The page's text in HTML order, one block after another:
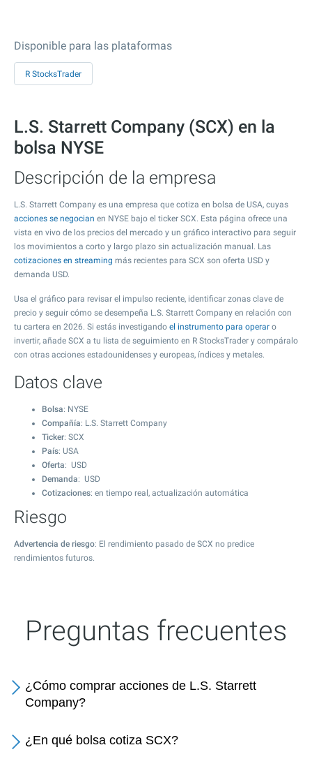
Disponible para las plataformas
R StocksTrader
L.S. Starrett Company (SCX) en la
bolsa NYSE
Descripción de la empresa
L.S. Starrett Company es una empresa que cotiza en bolsa de USA, cuyas
acciones se negocian en NYSE bajo el ticker SCX. Esta página ofrece una
vista en vivo de los precios del mercado y un gráfico interactivo para seguir
los movimientos a corto y largo plazo sin actualización manual. Las
cotizaciones en streaming más recientes para SCX son oferta USD y
demanda USD.
Usa el gráfico para revisar el impulso reciente, identificar zonas clave de
precio y seguir cómo se desempeña L.S. Starrett Company en relación con
tu cartera en 2026. Si estás investigando el instrumento para operar o
invertir, añade SCX a tu lista de seguimiento en R StocksTrader y compáralo
con otras acciones estadounidenses y europeas, índices y metales.
Datos clave
Bolsa: NYSE
Compañía: L.S. Starrett Company
Ticker: SCX
País: USA
Oferta: USD
Demanda: USD
Cotizaciones: en tiempo real, actualización automática
Riesgo
Advertencia de riesgo: El rendimiento pasado de SCX no predice
rendimientos futuros.
Preguntas frecuentes
¿Cómo comprar acciones de L.S. Starrett
Company?
¿En qué bolsa cotiza SCX?